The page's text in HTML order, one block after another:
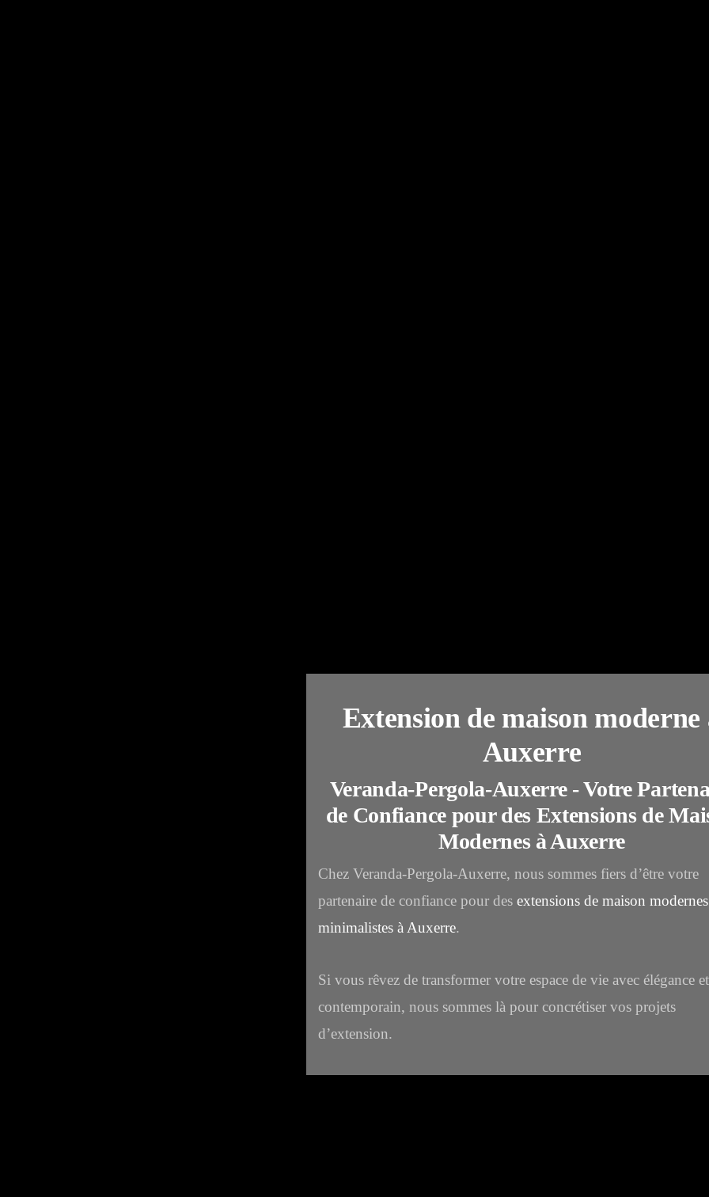
Extension de maison moderne
Auxerre
Veranda-Pergola-Auxerre - Votre
de Confiance pour des Extensions de
Modernes à Auxerre
Chez Veranda-Pergola-Auxerre, nous sommes fiers d’être votre
partenaire de confiance pour des extensions de maison
minimalistes à Auxerre.
Si vous rêvez de transformer votre espace de vie avec élégance
contemporain, nous sommes là pour concrétiser vos projets
d’extension.